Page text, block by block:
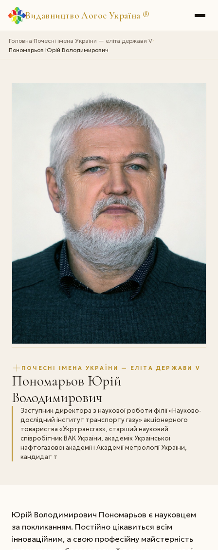
Видавництво Логос Україна ®
Головна›Почесні імена України — еліта держави V›
Пономарьов Юрій Володимирович
ПОЧЕСНІ ІМЕНА УКРАЇНИ — ЕЛІТА ДЕРЖАВИ V
Пономарьов Юрій
Володимирович
Заступник директора з наукової роботи філії «Науково-
дослідний інститут транспорту газу» акціонерного
товариства «Укртрансгаз», старший науковий
співробітник ВАК України, академік Української
нафтогазової академії і Академії метрології України,
кандидат т
Юрій Володимирович Пономарьов є науковцем
за покликанням. Постійно цікавиться всім
інноваційним, а свою професійну майстерність